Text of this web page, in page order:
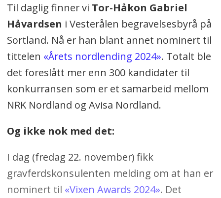
Til daglig finner vi Tor-Håkon Gabriel
Håvardsen i Vesterålen begravelsesbyrå på
Sortland. Nå er han blant annet nominert til
tittelen «Årets nordlending 2024». Totalt ble
det foreslått mer enn 300 kandidater til
konkurransen som er et samarbeid mellom
NRK Nordland og Avisa Nordland.
Og ikke nok med det:
I dag (fredag 22. november) fikk
gravferdskonsulenten melding om at han er
nominert til «Vixen Awards 2024». Det